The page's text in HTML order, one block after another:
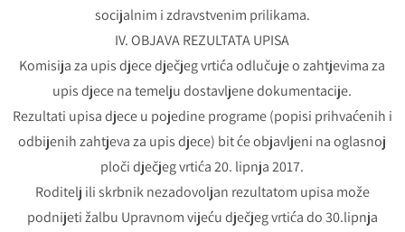
socijalnim i zdravstvenim prilikama.
IV. OBJAVA REZULTATA UPISA
Komisija za upis djece dječjeg vrtića odlučuje o zahtjevima za
upis djece na temelju dostavljene dokumentacije.
Rezultati upisa djece u pojedine programe (popisi prihvaćenih i
odbijenih zahtjeva za upis djece) bit će objavljeni na oglasnoj
ploči dječjeg vrtića 20. lipnja 2017.
Roditelj ili skrbnik nezadovoljan rezultatom upisa može
podnijeti žalbu Upravnom vijeću dječjeg vrtića do 30.lipnja